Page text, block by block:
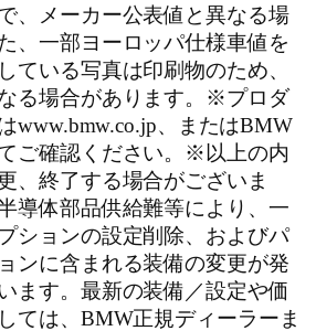
、メーカー公表値と異なる場
、一部ヨーロッパ仕様車値を
ている写真は印刷物のため、
る場合があります。※プロダ
www.bmw.co.jp、またはBMW
ご確認ください。※以上の内
、終了する場合がございま
導体部品供給難等により、一
ションの設定削除、およびパ
ンに含まれる装備の変更が発
ます。最新の装備／設定や価
ては、BMW正規ディーラーま